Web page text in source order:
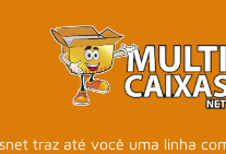
traz até você uma linha